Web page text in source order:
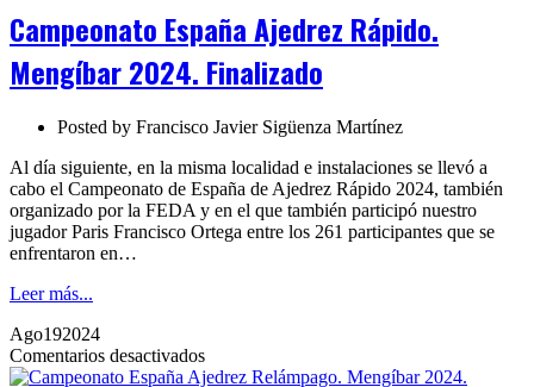
Rápido.
2024.
Campeonato España Ajedrez Rápido.
Mengíbar 2024. Finalizado
Posted by Francisco Javier Sigüenza Martínez
Al día siguiente, en la misma localidad e instalaciones se llevó a
cabo el Campeonato de España de Ajedrez Rápido 2024, también
organizado por la FEDA y en el que también participó nuestro
jugador Paris Francisco Ortega entre los 261 participantes que se
enfrentaron en…
Leer más...
Ago192024
Comentarios desactivadosen
Campeonato